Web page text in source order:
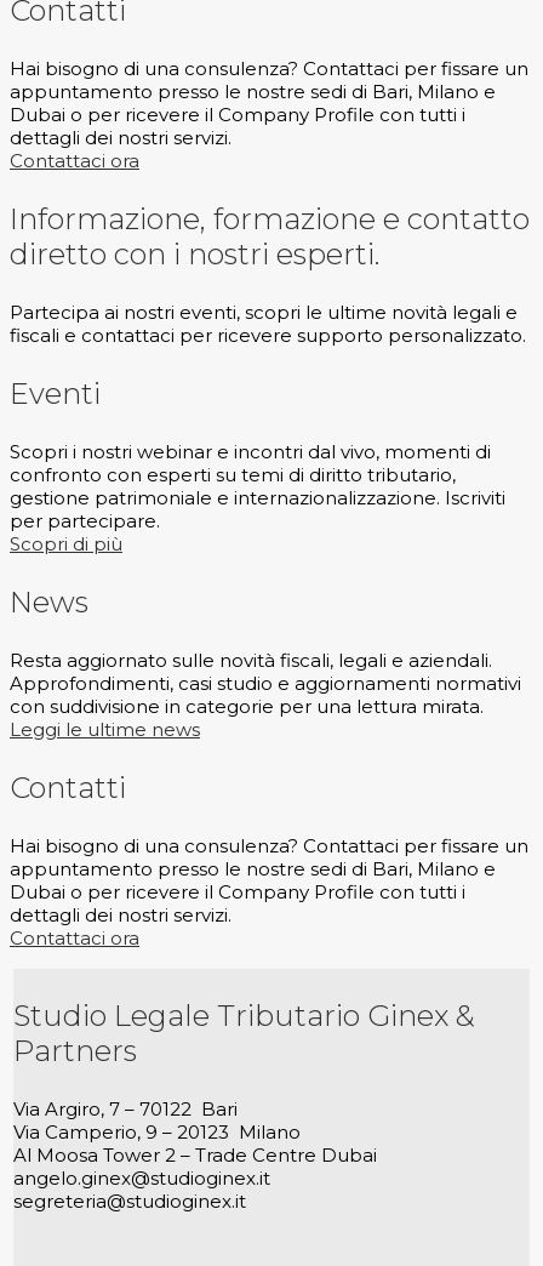
Contatti
Hai bisogno di una consulenza? Contattaci per fissare un
appuntamento presso le nostre sedi di Bari, Milano e
Dubai o per ricevere il Company Profile con tutti i
dettagli dei nostri servizi.
Contattaci ora
Informazione, formazione e contatto
diretto con i nostri esperti.
Partecipa ai nostri eventi, scopri le ultime novità legali e
fiscali e contattaci per ricevere supporto personalizzato.
Eventi
Scopri i nostri webinar e incontri dal vivo, momenti di
confronto con esperti su temi di diritto tributario,
gestione patrimoniale e internazionalizzazione. Iscriviti
per partecipare.
Scopri di più
News
Resta aggiornato sulle novità fiscali, legali e aziendali.
Approfondimenti, casi studio e aggiornamenti normativi
con suddivisione in categorie per una lettura mirata.
Leggi le ultime news
Contatti
Hai bisogno di una consulenza? Contattaci per fissare un
appuntamento presso le nostre sedi di Bari, Milano e
Dubai o per ricevere il Company Profile con tutti i
dettagli dei nostri servizi.
Contattaci ora
Studio Legale Tributario Ginex &
Partners
Via Argiro, 7 – 70122 Bari
Via Camperio, 9 – 20123 Milano
Al Moosa Tower 2 – Trade Centre Dubai
angelo.ginex@studioginex.it
segreteria@studioginex.it